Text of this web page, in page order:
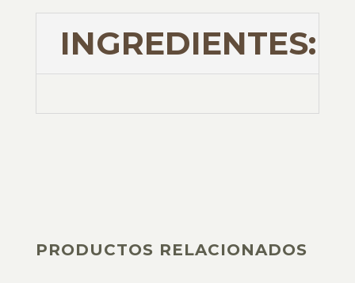
INGREDIENTES:
PRODUCTOS RELACIONADOS